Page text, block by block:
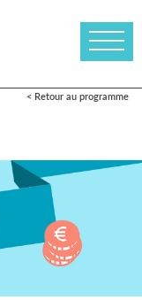
< Retour au programme